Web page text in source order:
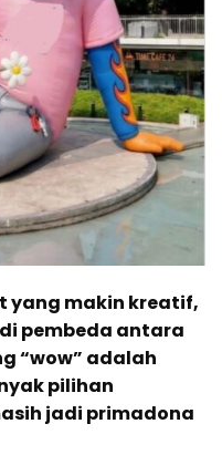
yang makin kreatif,
pembeda antara
“wow” adalah
pilihan
jadi primadona